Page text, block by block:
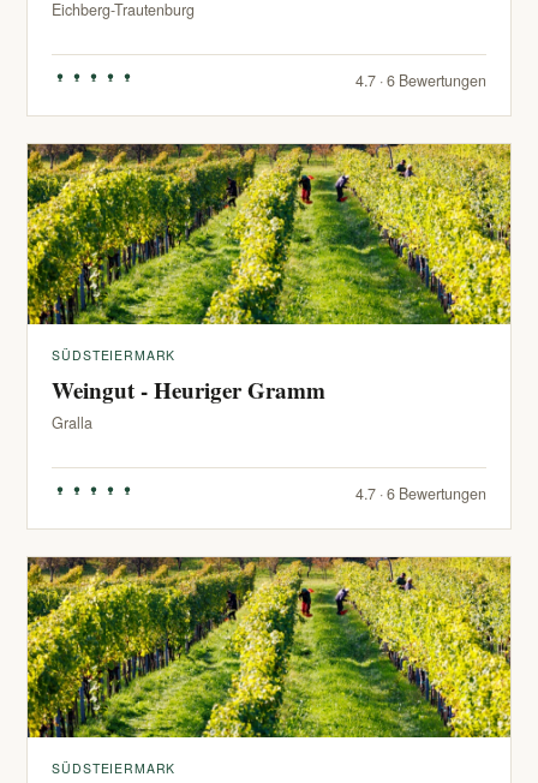
Eichberg-Trautenburg
4.7 · 6 Bewertungen
SÜDSTEIERMARK
Weingut - Heuriger Gramm
Gralla
4.7 · 6 Bewertungen
SÜDSTEIERMARK